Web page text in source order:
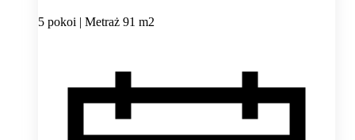
5 pokoi | Metraż 91 m2